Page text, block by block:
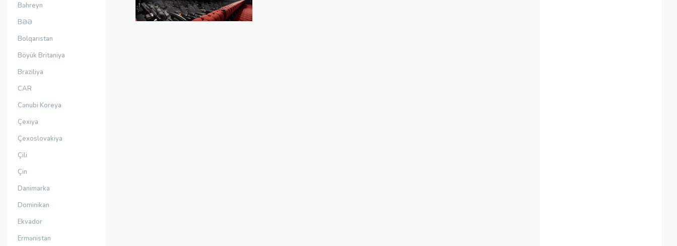
Bəhreyn
BƏƏ
Bolqarıstan
Böyük Britaniya
Braziliya
CAR
Cənubi Koreya
Çexiya
Çexoslovakiya
Çili
Çin
Danimarka
Dominikan
Ekvador
Ermənistan